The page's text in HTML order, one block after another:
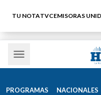
TU NOTATVCEMISORAS
PROGRAMAS NACIONALES